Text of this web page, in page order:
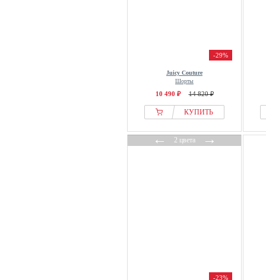
-29%
Juicy Couture
Шорты
10 490 ₽ 14 820 ₽
КУПИТЬ
←2 цвета→
-23%